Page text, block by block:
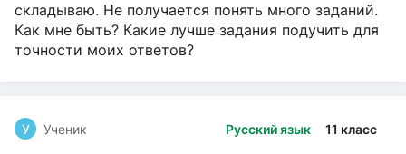
складываю. Не получается понять много заданий.
Как мне быть? Какие лучше задания подучить для
точности моих ответов?
Русский язык 11 класс
У Ученик